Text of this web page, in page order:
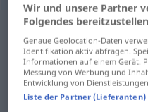
für "zahllos"
(nicht von der
geprüft)
Wir und unsere Partner
Folgendes
Genaue Geolocation-Daten
Identifikation aktiv abfragen.
Informationen auf einem Gerät.
Messung von Werbung und
Entwicklung von
Liste der Partner (Lieferanten)